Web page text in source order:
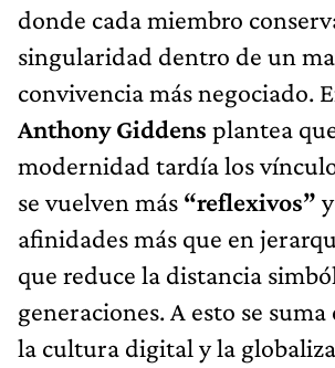
donde cada miembro
singularidad dentro de un
convivencia más negociado.
Anthony Giddens plantea
modernidad tardía los
se vuelven más “reflexivos”
afinidades más que en
que reduce la distancia
generaciones. A esto se
la cultura digital y la